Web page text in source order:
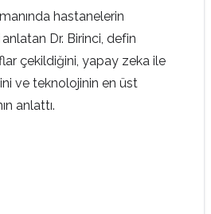
hastanelerin
Dr. Birinci, defin
çekildiğini, yapay zeka ile
ve teknolojinin en üst
anlattı.